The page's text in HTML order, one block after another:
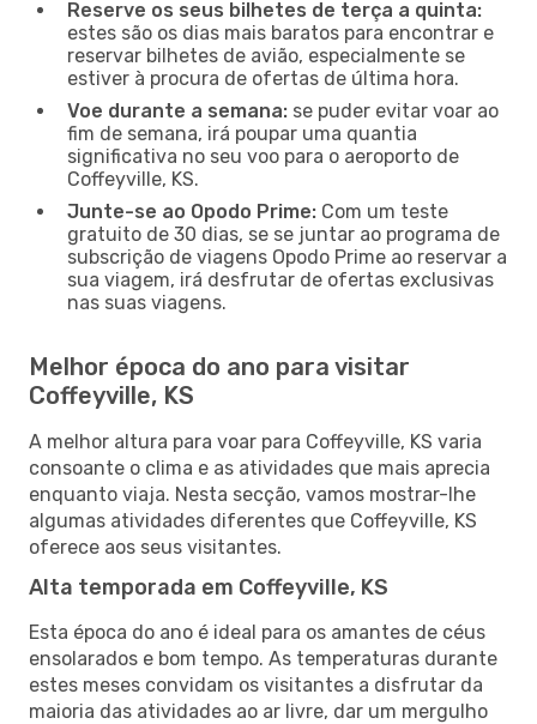
Reserve os seus bilhetes de terça a quinta:
estes são os dias mais baratos para encontrar e
reservar bilhetes de avião, especialmente se
estiver à procura de ofertas de última hora.
Voe durante a semana: se puder evitar voar ao
fim de semana, irá poupar uma quantia
significativa no seu voo para o aeroporto de
Coffeyville, KS.
Junte-se ao Opodo Prime: Com um teste
gratuito de 30 dias, se se juntar ao programa de
subscrição de viagens Opodo Prime ao reservar a
sua viagem, irá desfrutar de ofertas exclusivas
nas suas viagens.
Melhor época do ano para visitar
Coffeyville, KS
A melhor altura para voar para Coffeyville, KS varia
consoante o clima e as atividades que mais aprecia
enquanto viaja. Nesta secção, vamos mostrar-lhe
algumas atividades diferentes que Coffeyville, KS
oferece aos seus visitantes.
Alta temporada em Coffeyville, KS
Esta época do ano é ideal para os amantes de céus
ensolarados e bom tempo. As temperaturas durante
estes meses convidam os visitantes a disfrutar da
maioria das atividades ao ar livre, dar um mergulho